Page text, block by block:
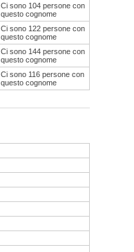
Ci sono 104 persone con
questo cognome
Ci sono 122 persone con
questo cognome
Ci sono 144 persone con
questo cognome
Ci sono 116 persone con
questo cognome